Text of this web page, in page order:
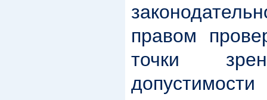
правом
точки